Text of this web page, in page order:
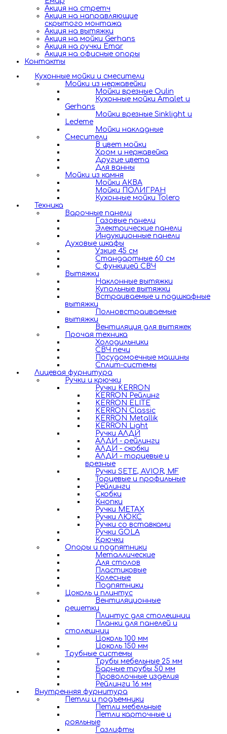
Акция на стретч
Акция на направляющие
скрытого монтажа
Акция на вытяжки
Акция на мойки Gerhans
Акция на ручки Emar
Акция на офисные опоры
Контакты
Кухонные мойки и смесители
Мойки из нержавейки
Мойки врезные Oulin
Кухонные мойки Amalet и
Gerhans
Мойки врезные Sinklight и
Ledeme
Мойки накладные
Смесители
В цвет мойки
Хром и нержавейка
Другие цвета
Для ванны
Мойки из камня
Мойки АКВА
Мойки ПОЛИГРАН
Кухонные мойки Tolero
Техника
Варочные панели
Газовые панели
Электрические панели
Индукционные панели
Духовые шкафы
Узкие 45 см
Стандартные 60 см
С функцией СВЧ
Вытяжки
Наклонные вытяжки
Купольные вытяжки
Встраиваемые и подшкафные
вытяжки
Полновстраиваемые
вытяжки
Вентиляция для вытяжек
Прочая техника
Холодильники
СВЧ печи
Посудомоечные машины
Сплит-системы
Лицевая фурнитура
Ручки и крючки
Ручки KERRON
KERRON Рейлинг
KERRON ELITE
KERRON Classic
KERRON Metallik
KERRON Light
Ручки АЛДИ
АЛДИ - рейлинги
АЛДИ - скобки
АЛДИ - торцевые и
врезные
Ручки SETE, AVIOR, MF
Торцевые и профильные
Рейлинги
Скобки
Кнопки
Ручки METAX
Ручки ЛЮКС
Ручки со вставками
Ручки GOLA
Крючки
Опоры и подпятники
Металлические
Для столов
Пластиковые
Колесные
Подпятники
Цоколь и плинтус
Вентиляционные
решетки
Плинтус для столешниц
Планки для панелей и
столешниц
Цоколь 100 мм
Цоколь 150 мм
Трубные системы
Трубы мебельные 25 мм
Барные трубы 50 мм
Проволочные изделия
Рейлинги 16 мм
Внутренняя фурнитура
Петли и подъемники
Петли мебельные
Петли карточные и
рояльные
Газлифты